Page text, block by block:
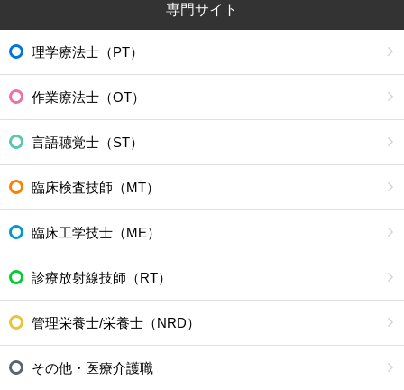
専門サイト
理学療法士（PT）
作業療法士（OT）
言語聴覚士（ST）
臨床検査技師（MT）
臨床工学技士（ME）
診療放射線技師（RT）
管理栄養士/栄養士（NRD）
その他・医療介護職